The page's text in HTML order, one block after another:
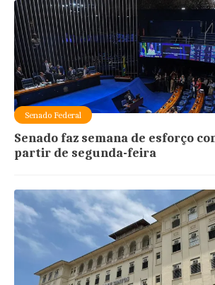
Senado Federal
Senado faz semana de esforço
partir de segunda-feira